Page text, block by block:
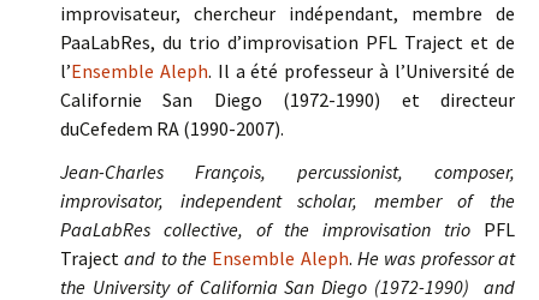
improvisateur, chercheur indépendant, membre de
PaaLabRes, du trio d’improvisation PFL Traject et de
l’Ensemble Aleph. Il a été professeur à l’Université de
Californie San Diego (1972-1990) et directeur
duCefedem RA (1990-2007).
Jean-Charles François, percussionist, composer,
improvisator, independent scholar, member of the
PaaLabRes collective, of the improvisation trio PFL
Traject and to the Ensemble Aleph.He was professor at
the University of California San Diego (1972-1990) and